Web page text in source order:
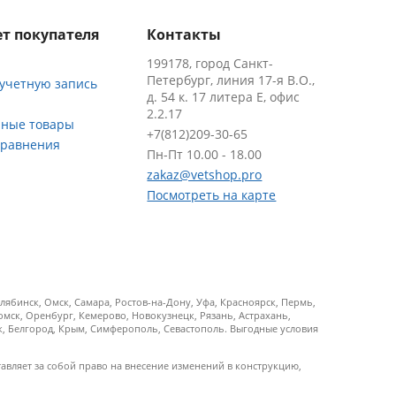
покупателя
запись
товары
Контакты
199178, город Санкт-
Петербург, линия 17-я В.О.,
д. 54 к. 17 литера Е, офис
2.2.17
+7(812)209-30-65
Пн-Пт 10.00 - 18.00
zakaz@vetshop.pro
Посмотреть на карте
Омск, Самара, Ростов-на-Дону, Уфа, Красноярск, Пермь,
Оренбург, Кемерово, Новокузнецк, Рязань, Астрахань,
Белгород, Крым, Симферополь, Севастополь. Выгодные условия
за собой право на внесение изменений в конструкцию,